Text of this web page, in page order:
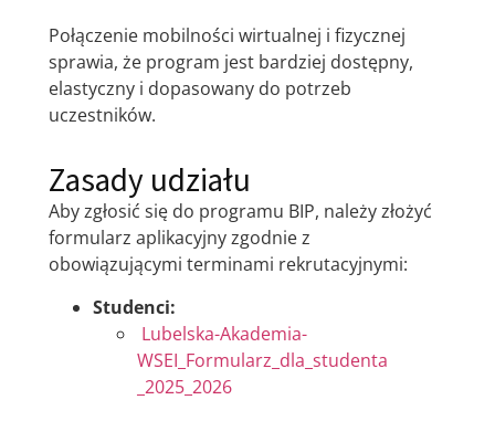
Połączenie mobilności wirtualnej i fizycznej
sprawia, że program jest bardziej dostępny,
elastyczny i dopasowany do potrzeb
uczestników.
Zasady udziału
Aby zgłosić się do programu BIP, należy złożyć
formularz aplikacyjny zgodnie z
obowiązującymi terminami rekrutacyjnymi:
Studenci:
Lubelska-Akademia-
WSEI_Formularz_dla_studenta
_2025_2026